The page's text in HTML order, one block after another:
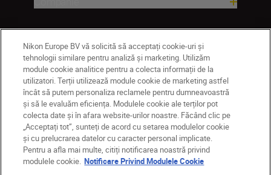
MD Nikon Sites
Contactaţi-ne
Politică de confidențialitate
Termeni de utilizare
Notificare privind modulele cookie
Setări cookie
Nikon Europe BV vă solicită să acceptați cookie-uri și
tehnologii similare pentru analiză și marketing. Utilizăm
module cookie analitice pentru a colecta informații de la
utilizatori. Terții utilizează module cookie de marketing astfel
încât să putem personaliza reclamele pentru dumneavoastră
și să le evaluăm eficiența. Modulele cookie ale terților pot
colecta date și în afara website-urilor noastre. Făcând clic pe
„Acceptați tot”, sunteți de acord cu setarea modulelor cookie
și cu prelucrarea datelor cu caracter personal implicate.
Pentru a afla mai multe, citiți notificarea noastră privind
modulele cookie. Notificare Privind Modulele Cookie